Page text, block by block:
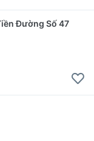
Đường Số 47